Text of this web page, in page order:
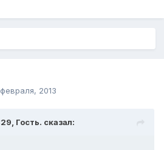
2013
Гость. сказал: